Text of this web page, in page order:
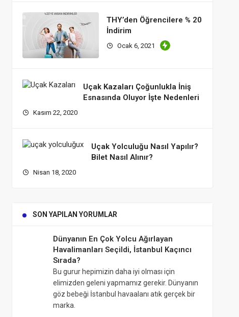
THY’den Öğrencilere % 20
İndirim
Ocak 6, 2021
Uçak Kazaları Çoğunlukla İniş
Esnasında Oluyor İşte Nedenleri
Kasım 22, 2020
Uçak Yolculuğu Nasıl Yapılır?
Bilet Nasıl Alınır?
Nisan 18, 2020
SON YAPILAN YORUMLAR
Dünyanın En Çok Yolcu Ağırlayan
Havalimanları Seçildi, İstanbul Kaçıncı
Sırada?
Bu gurur hepimizin daha iyi olması için
elimizden geleni yapmamız gerekir. Dünyanın
göz bebeği İstanbul havaalanı atık gerçek bir
marka.